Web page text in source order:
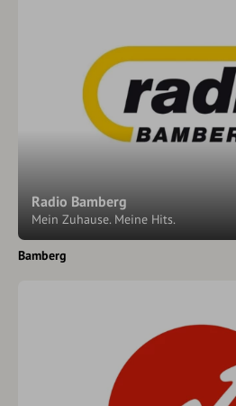
Radio Bamberg
Mein Zuhause. Meine Hits.
Bamberg